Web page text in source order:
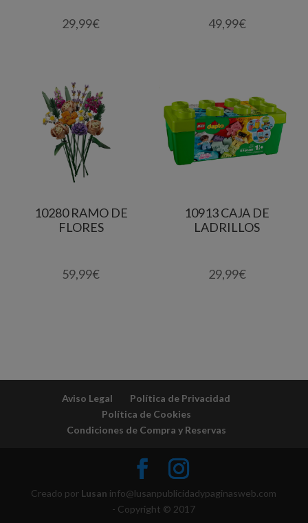
29,99€ 49,99€
10280 RAMO DE
FLORES
59,99€
10913 CAJA DE
LADRILLOS
29,99€
Aviso Legal
Política de Privacidad
Política de Cookies
Condiciones de Compra y Reservas
Creado por Lusan info@lusanpublicidadypaginasweb.com
- Copyright © 2017